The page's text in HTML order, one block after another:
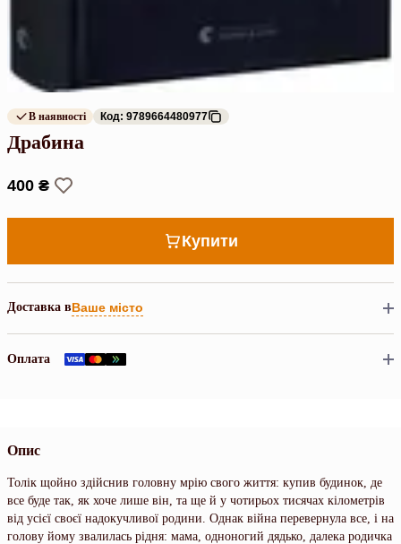
В наявності Код: 9789664480977
Драбина
400 ₴
Купити
Доставка вВаше місто
Оплата
Опис
Толік щойно здійснив головну мрію свого життя: купив будинок, де
все буде так, як хоче лише він, та ще й у чотирьох тисячах кілометрів
від усієї своєї надокучливої родини. Однак війна перевернула все, і на
голову йому звалилась рідня: мама, одноногий дядько, далека родичка